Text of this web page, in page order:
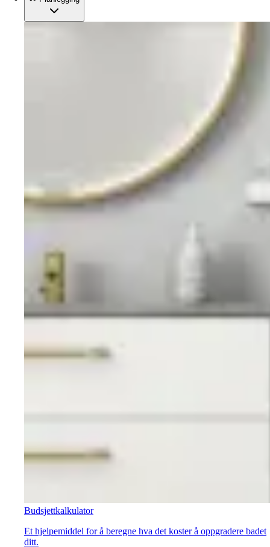
Budsjettkalkulator
Et hjelpemiddel for å beregne hva det koster å oppgradere badet
ditt.